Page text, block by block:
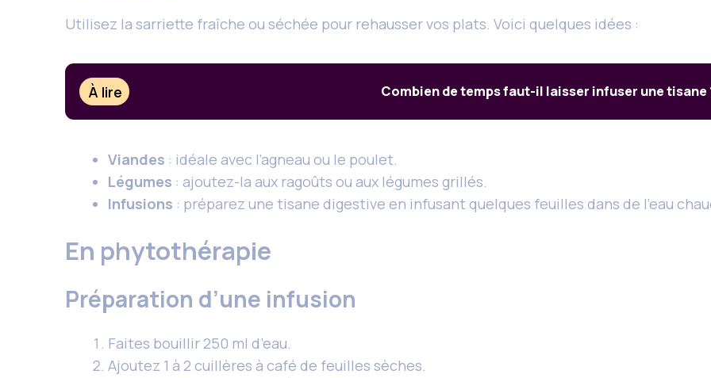
Utilisez la sarriette fraîche ou séchée pour rehausser vos plats. Voici quelques idées :
À lire Combien de temps faut-il laisser infuser une tisane
Viandes : idéale avec l’agneau ou le poulet.
Légumes : ajoutez-la aux ragoûts ou aux légumes grillés.
Infusions : préparez une tisane digestive en infusant quelques feuilles dans de l’eau
En phytothérapie
Préparation d’une infusion
Faites bouillir 250 ml d’eau.
Ajoutez 1 à 2 cuillères à café de feuilles sèches.